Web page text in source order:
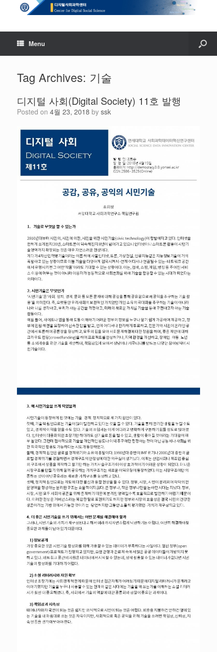
Menu
Tag Archives: 기술
디지털 사회(Digital Society) 11호 발행
Posted on 4월 23, 2018 by ssk